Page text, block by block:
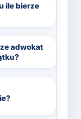
ile bierze
adwokat